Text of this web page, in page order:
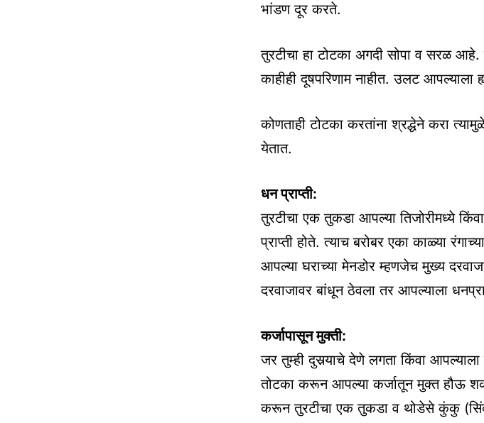
भांडण दूर करते.
तुरटीचा हा टोटका अगदी सोपा व सरळ
काहीही दूषपरिणाम नाहीत. उलट आपल्याला
कोणताही टोटका करतांना श्रद्धेने करा
येतात.
धन प्राप्ती:
तुरटीचा एक तुकडा आपल्या तिजोरीमध्ये
प्राप्ती होते. त्याच बरोबर एका काळ्या
आपल्या घराच्या मेनडोर म्हणजेच मुख्य
दरवाजावर बांधून ठेवला तर आपल्याला
कर्जापासून मुक्ती:
जर तुम्ही दुसर्‍याचे देणे लगता किंवा
तोटका करून आपल्या कर्जातून मुक्त हौऊ
करून तुरटीचा एक तुकडा व थोडेसे कुंकु